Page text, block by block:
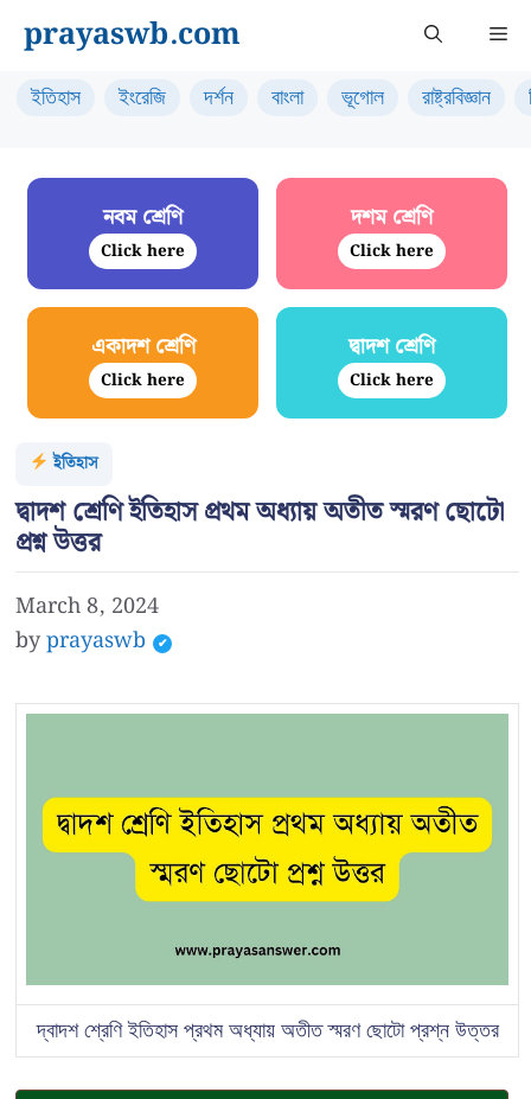
content
prayaswb.com
ইতিহাস ইংরেজি দর্শন বাংলা ভূগোল রাষ্ট্রবিজ্ঞান
নবম শ্রেণি
Click here
দশম শ্রেণি
Click here
একাদশ শ্রেণি
Click here
দ্বাদশ শ্রেণি
Click here
ইতিহাস
দ্বাদশ শ্রেণি ইতিহাস প্রথম অধ্যায় অতীত স্মরণ ছোটো
প্রশ্ন উত্তর
March 8, 2024
byprayaswb
দ্বাদশ শ্রেণি ইতিহাস প্রথম অধ্যায় অতীত স্মরণ ছোটো প্রশ্ন উত্তর